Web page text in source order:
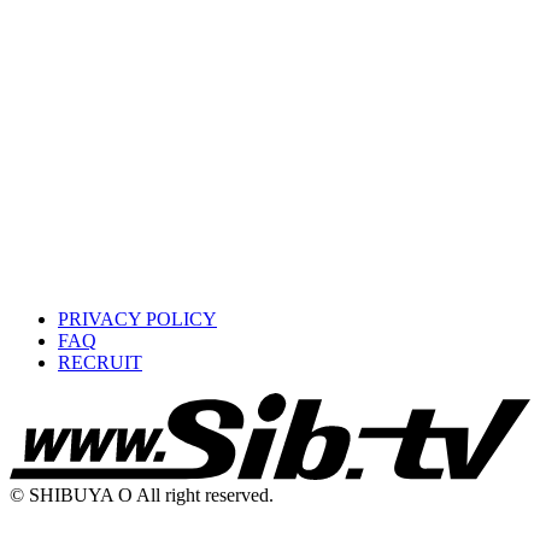
PRIVACY POLICY
FAQ
RECRUIT
© SHIBUYA O All right reserved.